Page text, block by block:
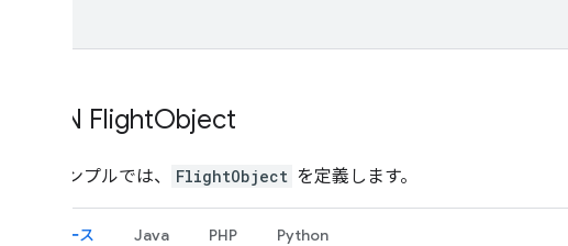
JSON FlightObject
次のサンプルでは、 FlightObject を定義します。
リソース Java PHP Python